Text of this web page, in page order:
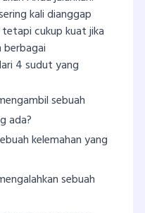
kali dianggap
cukup kuat jika
berbagai
4 sudut yang
sebuah
ada?
kelemahan yang
sebuah